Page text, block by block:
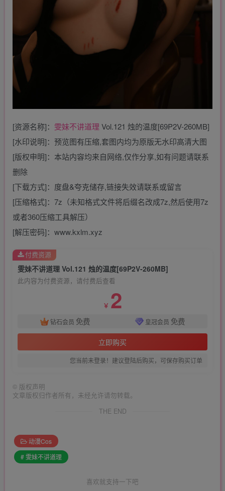
[资源名称]： 雯妹不讲道理 Vol.121 烛的温度[69P2V-260MB]
[水印说明]：预览图有压缩,套图内均为原版无水印高清大图
[版权申明]：本站内容均来自网络,仅作分享,如有问题请联系
删除
[下载方式]：度盘&夸克储存,链接失效请联系或留言
[压缩格式]：7z（未知格式文件将后缀名改成7z,然后使用7z
或者360压缩工具解压）
[解压密码]：www.kxlm.xyz
雯妹不讲道理 Vol.121 烛的温度[69P2V-260MB]
此内容为付费资源，请付费后查看
￥ 2
钻石会员 免费 皇冠会员 免费
立即购买
您当前未登录！建议登陆后购买，可保存购买订单
付费资源
© 版权声明
文章版权归作者所有，未经允许请勿转载。
THE END
动漫Cos
# 雯妹不讲道理
喜欢就支持一下吧